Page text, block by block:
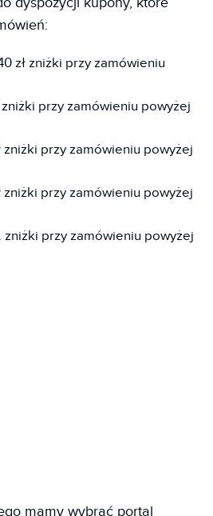
zł zniżki przy zamówieniu
zniżki przy zamówieniu powyżej
zniżki przy zamówieniu powyżej
zniżki przy zamówieniu powyżej
zniżki przy zamówieniu powyżej
mamy wybrać portal